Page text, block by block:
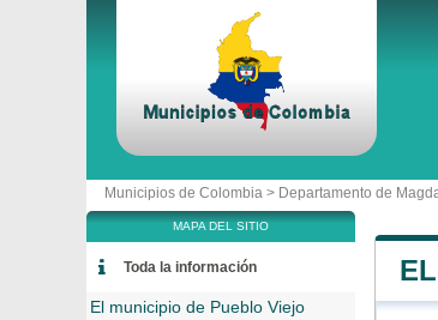
Municipios de Colombia > Departamento de
MAPA DEL SITIO
Toda la información
El municipio de Pueblo Viejo